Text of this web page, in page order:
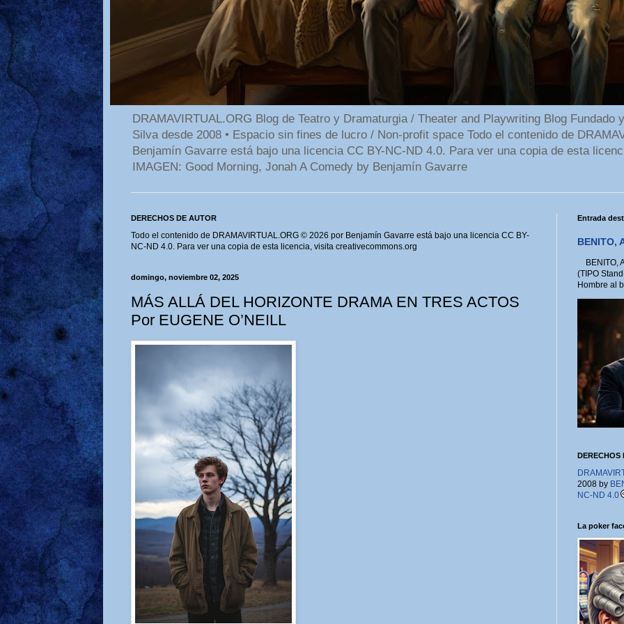
DRAMAVIRTUAL.ORG Blog de Teatro y Dramaturgia / Theater and Playwriting Blog Fundado
Silva desde 2008 • Espacio sin fines de lucro / Non-profit space Todo el contenido de
Benjamín Gavarre está bajo una licencia CC BY-NC-ND 4.0. Para ver una copia de esta
IMAGEN: Good Morning, Jonah A Comedy by Benjamín Gavarre
DERECHOS DE AUTOR
Todo el contenido de DRAMAVIRTUAL.ORG © 2026 por Benjamín Gavarre está bajo una licencia CC BY-
NC-ND 4.0. Para ver una copia de esta licencia, visita creativecommons.org
domingo, noviembre 02, 2025
MÁS ALLÁ DEL HORIZONTE DRAMA EN TRES ACTOS
Por EUGENE O’NEILL
Entrada
BENITO,
BENITO,
(TIPO
Hombre al
DERECHOS
2008 by
NC-ND 4.0
La poker